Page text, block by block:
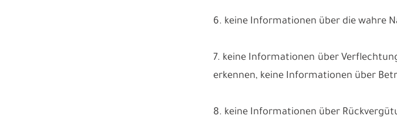
6. keine Informationen über die wahre
7. keine Informationen über
erkennen, keine Informationen über
8. keine Informationen über